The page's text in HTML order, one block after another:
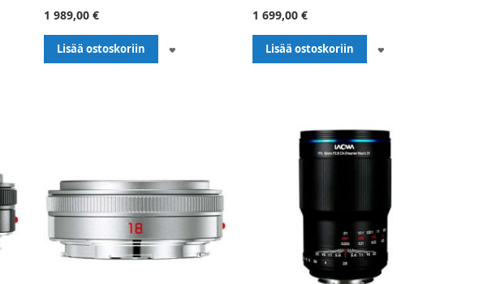
1 989,00 €
Lisää ostoskoriin
1 699,00 €
Lisää ostoskoriin